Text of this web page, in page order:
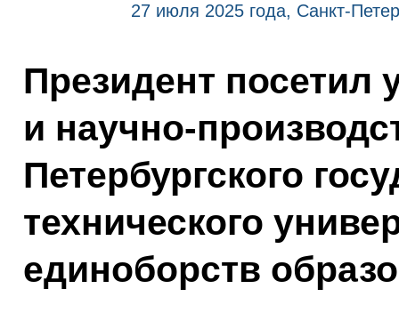
27 июля 2025 года, Санкт-
Президент посетил
и научно-
Петербургского
технического
единоборств